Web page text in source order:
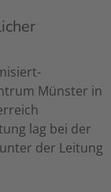
Münster in
lag bei der
der Leitung